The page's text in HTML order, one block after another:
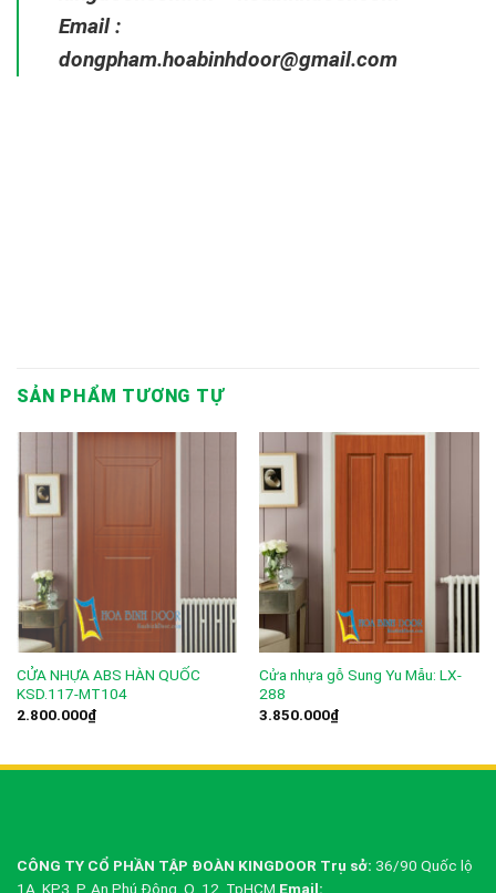
Email :
dongpham.hoabinhdoor@gmail.com
SẢN PHẨM TƯƠNG TỰ
CỬA NHỰA ABS HÀN QUỐC
KSD.117-MT104
2.800.000₫
Cửa nhựa gỗ Sung Yu Mẫu: LX-
288
3.850.000₫
CÔNG TY CỔ PHẦN TẬP ĐOÀN KINGDOOR Trụ sở: 36/90 Quốc lộ
1A, KP3, P. An Phú Đông, Q. 12, TpHCM Email: